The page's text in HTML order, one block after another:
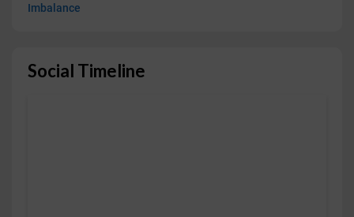
Imbalance
Social Timeline